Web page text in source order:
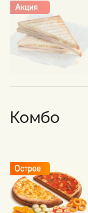
Комбо